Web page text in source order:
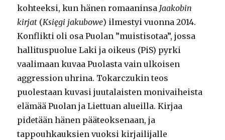
kohteeksi, kun hänen romaaninsa Jaakobin
kirjat (Księgi jakubowe) ilmestyi vuonna 2014.
Konflikti oli osa Puolan ”muistisotaa”, jossa
hallituspuolue Laki ja oikeus (PiS) pyrki
vaalimaan kuvaa Puolasta vain ulkoisen
aggression uhrina. Tokarczukin teos
puolestaan kuvasi juutalaisten monivaiheista
elämää Puolan ja Liettuan alueilla. Kirjaa
pidetään hänen pääteoksenaan, ja
tappouhkauksien vuoksi kirjailijalle